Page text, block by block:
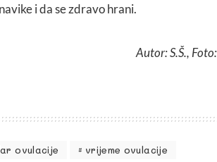
i da se zdravo hrani.
Autor: S.Š.,
ovulacije vrijeme ovulacije